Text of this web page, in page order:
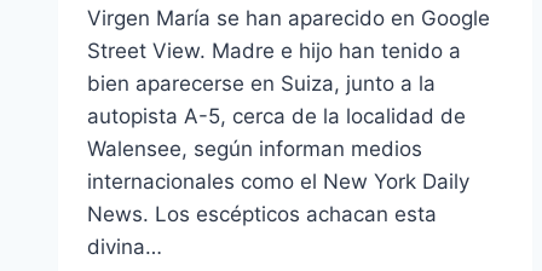
Virgen María se han aparecido en Google
Street View. Madre e hijo han tenido a
bien aparecerse en Suiza, junto a la
autopista A-5, cerca de la localidad de
Walensee, según informan medios
internacionales como el New York Daily
News. Los escépticos achacan esta
divina…